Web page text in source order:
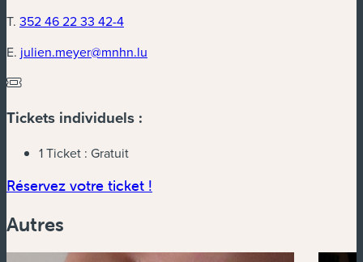
T. 352 46 22 33 42-4
E. julien.meyer@mnhn.lu
Tickets individuels :
1 Ticket : Gratuit
Réservez votre ticket !
Autres